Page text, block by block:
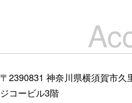
〒2390831 神奈川県横須賀市久
ジコービル3階